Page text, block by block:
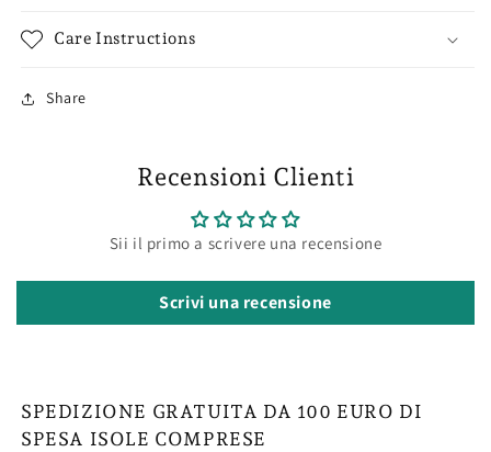
Care Instructions
Share
Recensioni Clienti
Sii il primo a scrivere una recensione
Scrivi una recensione
SPEDIZIONE GRATUITA DA 100 EURO DI
SPESA ISOLE COMPRESE